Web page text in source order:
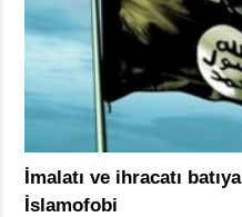
İmalatı ve ihracatı
İslamofobi